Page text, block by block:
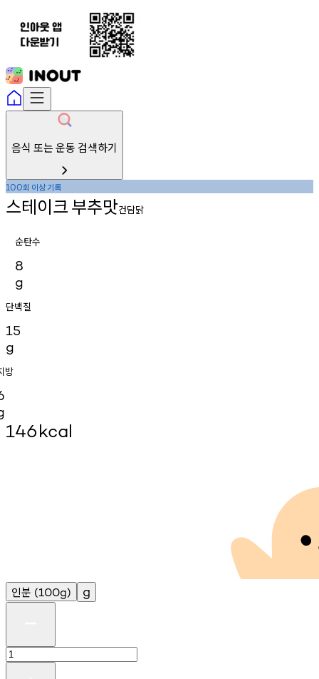
음식 또는 운동 검색하기
100회 이상기록
스테이크부추맛건담닭
순탄수
8
g
단백질
15
g
방
146kcal
인분 (100g) g